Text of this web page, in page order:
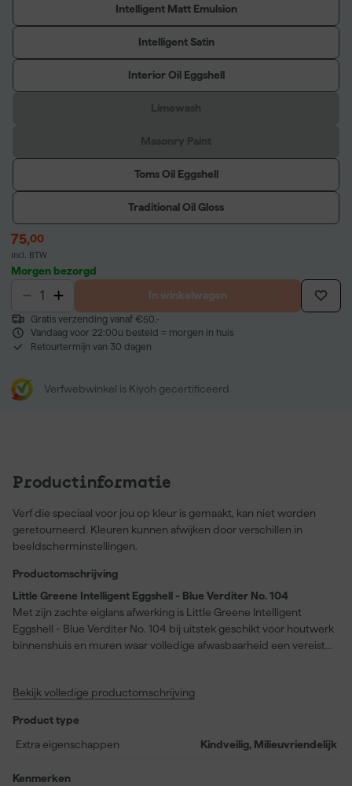
Intelligent Matt Emulsion
Intelligent Satin
Interior Oil Eggshell
Toms Oil Eggshell
Traditional Oil Gloss
75,00
incl. BTW
Morgen bezorgd
In winkelwagen
Gratis verzending vanaf €50,-
Vandaag voor 22:00u besteld = morgen in huis
Retourtermijn van 30 dagen
Verfwebwinkel is Kiyoh gecertificeerd
Productinformatie
Verf die speciaal voor jou op kleur is gemaakt, kan niet worden
geretourneerd. Kleuren kunnen afwijken door verschillen in
beeldscherminstellingen.
Productomschrijving
Little Greene Intelligent Eggshell - Blue Verditer No. 104
Met zijn zachte eiglans afwerking is Little Greene Intelligent
Eggshell - Blue Verditer No. 104 bij uitstek geschikt voor houtwerk
binnenshuis en muren waar volledige afwasbaarheid een vereiste
hij ideaal is voor drukbezochte ruimtes zoals keukens en
optreden. Dankzij de Intelligent Grip™-technologie hecht de verf
uitstekend op verschillende ondergronden, zoals muren, hout en
afwerking op waterbasis is zelf-primend, volledig wasbaar en
Bekijk volledige productomschrijving
Product type
Extra eigenschappen
Kindveilig, Milieuvriendelijk
Kenmerken